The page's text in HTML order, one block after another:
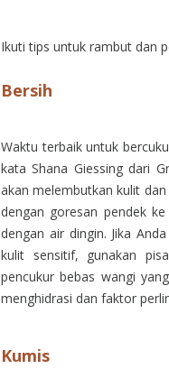
Ikuti tips untuk rambut dan
Bersih
Waktu terbaik untuk
kata Shana Giessing dari
akan melembutkan kulit
dengan goresan pendek
dengan air dingin. Jika
kulit sensitif, gunakan
pencukur bebas wangi
menghidrasi dan faktor
Kumis